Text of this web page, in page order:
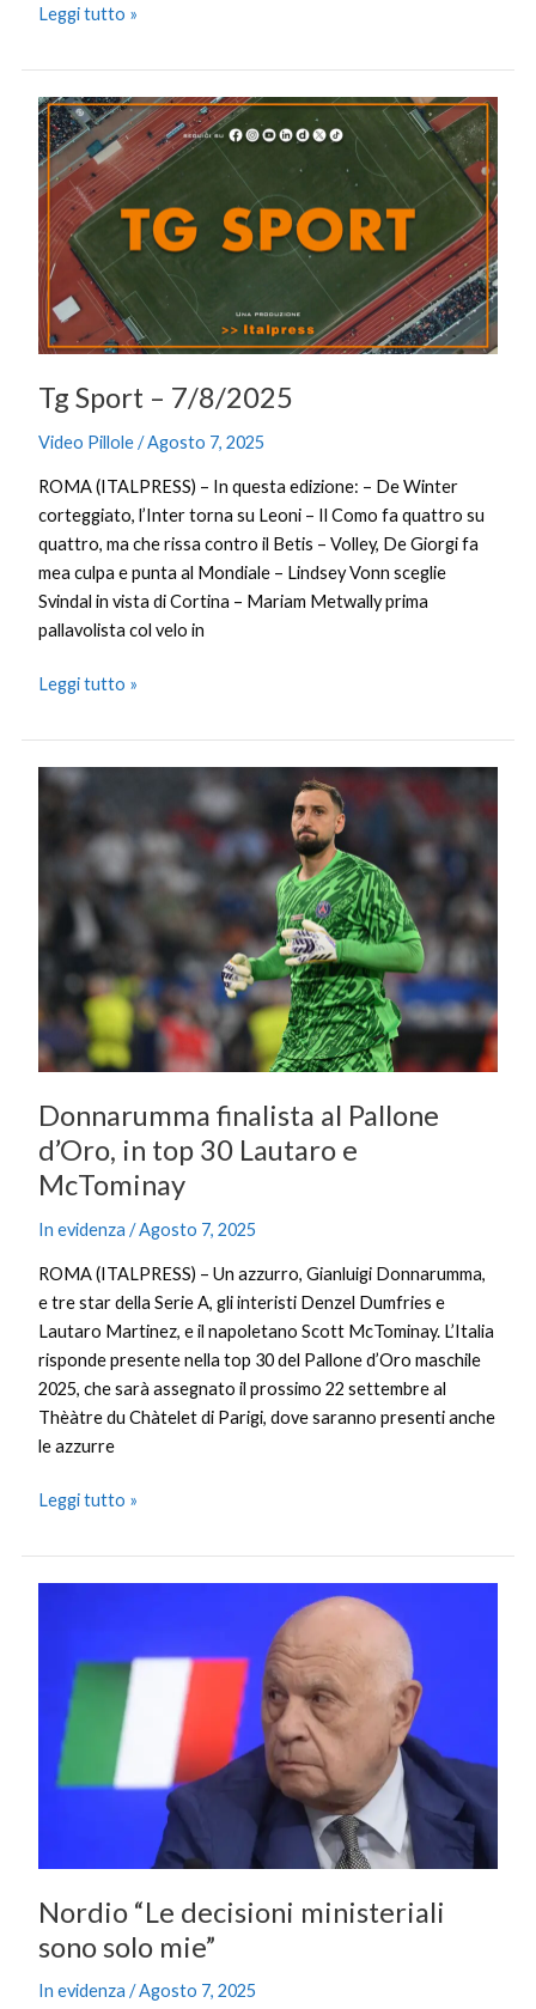
Leggi tutto »
Tg Sport – 7/8/2025
Video Pillole/Agosto 7, 2025
ROMA (ITALPRESS) – In questa edizione: – De Winter
corteggiato, l’Inter torna su Leoni – Il Como fa quattro su
quattro, ma che rissa contro il Betis – Volley, De Giorgi fa
mea culpa e punta al Mondiale – Lindsey Vonn sceglie
Svindal in vista di Cortina – Mariam Metwally prima
pallavolista col velo in
Tg
Sport
–
7/8/2025
Leggi tutto »
Donnarumma finalista al Pallone
d’Oro, in top 30 Lautaro e
McTominay
In evidenza /Agosto 7, 2025
ROMA (ITALPRESS) – Un azzurro, Gianluigi Donnarumma,
e tre star della Serie A, gli interisti Denzel Dumfries e
Lautaro Martinez, e il napoletano Scott McTominay. L’Italia
risponde presente nella top 30 del Pallone d’Oro maschile
2025, che sarà assegnato il prossimo 22 settembre al
Thèàtre du Chàtelet di Parigi, dove saranno presenti anche
le azzurre
Donnarumma
finalista
Pallone
Lautaro
McTominay
Leggi tutto »
Nordio “Le decisioni ministeriali
sono solo mie”
In evidenza /Agosto 7, 2025
ministeriali
sono
solo
mie”